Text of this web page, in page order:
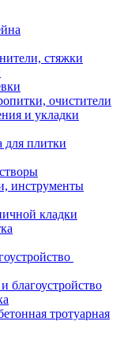
стяжки
очистители
и укладки
плитки
инструменты
кладки
тротуарная